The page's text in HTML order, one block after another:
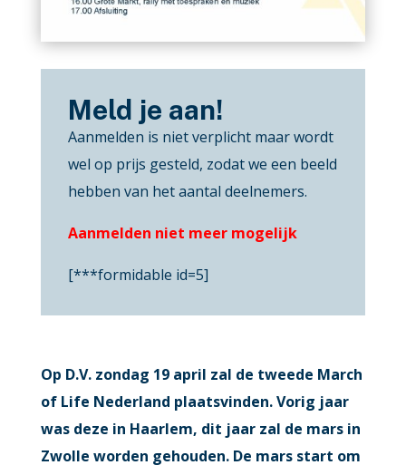
Meld je aan!
Aanmelden is niet verplicht maar wordt
wel op prijs gesteld, zodat we een beeld
hebben van het aantal deelnemers.
Aanmelden niet meer mogelijk
[***formidable id=5]
Op D.V. zondag 19 april zal de tweede March
of Life Nederland plaatsvinden. Vorig jaar
was deze in Haarlem, dit jaar zal de mars in
Zwolle worden gehouden. De mars start om